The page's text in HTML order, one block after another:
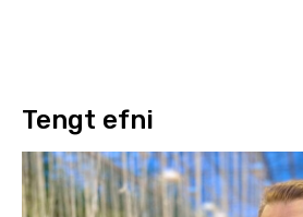
Tengt efni